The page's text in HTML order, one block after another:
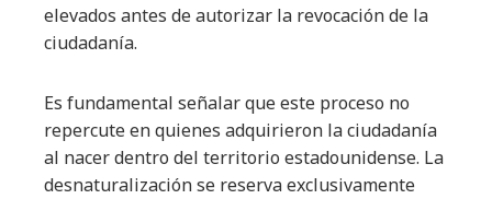
elevados antes de autorizar la revocación de la
ciudadanía.
Es fundamental señalar que este proceso no
repercute en quienes adquirieron la ciudadanía
al nacer dentro del territorio estadounidense. La
desnaturalización se reserva exclusivamente